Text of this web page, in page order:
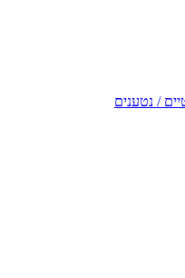
/ נטענים